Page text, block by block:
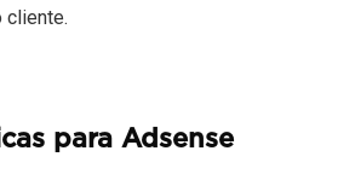
cliente.
para Adsense